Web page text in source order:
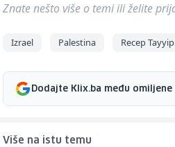
Znate nešto više o temi ili želite
Izrael Palestina Recep
Dodajte Klix.ba među
Više na istu temu